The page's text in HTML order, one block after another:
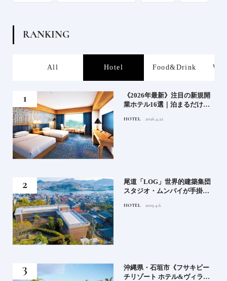
RANKING
All Hotel Food&Drink
《2026年最新》注目の新規開
業ホテル16選｜泊まるだけで
ル
HOTEL 2026.4.22
尾道「LOG」世界的建築集団
スタジオ・ムンバイが手掛け
HOTEL 2019.4.6
沖縄県・石垣市《フサキビー
チリゾート ホテル&ヴィラ